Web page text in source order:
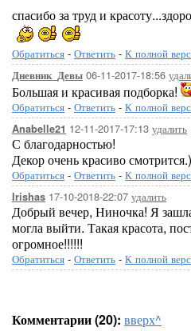
спасибо за труд и
Обратиться - Ответить - К полной
Дневник_Девы 06-11-2017-18:56
Большая и красивая подборка!
Обратиться - Ответить - К полной
Anabelle21 12-11-2017-17:13 удалить
С благодарностью!
Декор очень красиво
Обратиться - Ответить - К полной
Irishas 17-10-2018-22:07 удалить
Добрый вечер, Ниночка! Я
могла выйти. Такая красота,
огромное!!!!!!
Обратиться - Ответить - К полной
Комментарии (20): вверх^